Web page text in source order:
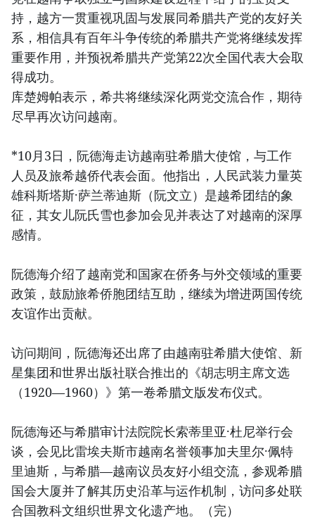
持，越方一贯重视巩固与发展同希腊共产党的友好关
系，相信具有百年斗争传统的希腊共产党将继续发挥
重要作用，并预祝希腊共产党第22次全国代表大会取
得成功。
库楚姆帕表示，希共将继续深化两党交流合作，期待
尽早再次访问越南。
*10月3日，阮德海走访越南驻希腊大使馆，与工作
人员及旅希越侨代表会面。他指出，人民武装力量英
雄科斯塔斯·萨兰蒂迪斯（阮文立）是越希团结的象
征，其女儿阮氏雪也参加会见并表达了对越南的深厚
感情。
阮德海介绍了越南党和国家在侨务与外交领域的重要
政策，鼓励旅希侨胞团结互助，继续为增进两国传统
友谊作出贡献。
访问期间，阮德海还出席了由越南驻希腊大使馆、新
星集团和世界出版社联合推出的《胡志明主席文选
（1920—1960）》第一卷希腊文版发布仪式。
阮德海还与希腊审计法院院长索蒂里亚·杜尼举行会
谈，会见比雷埃夫斯市越南名誉领事加夫里尔·佩特
里迪斯，与希腊—越南议员友好小组交流，参观希腊
国会大厦并了解其历史沿革与运作机制，访问多处联
合国教科文组织世界文化遗产地。（完）